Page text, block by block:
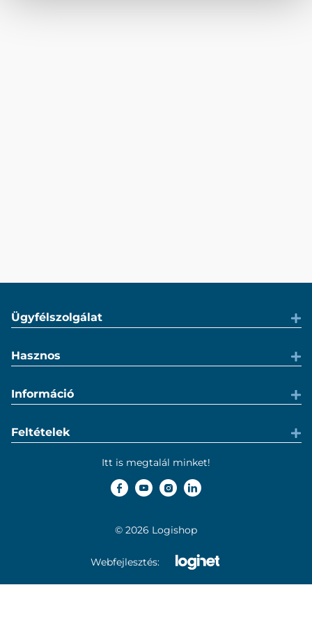
Ügyfélszolgálat
Hasznos
Információ
Feltételek
Itt is megtalál minket!
© 2026 Logishop
Webfejlesztés: